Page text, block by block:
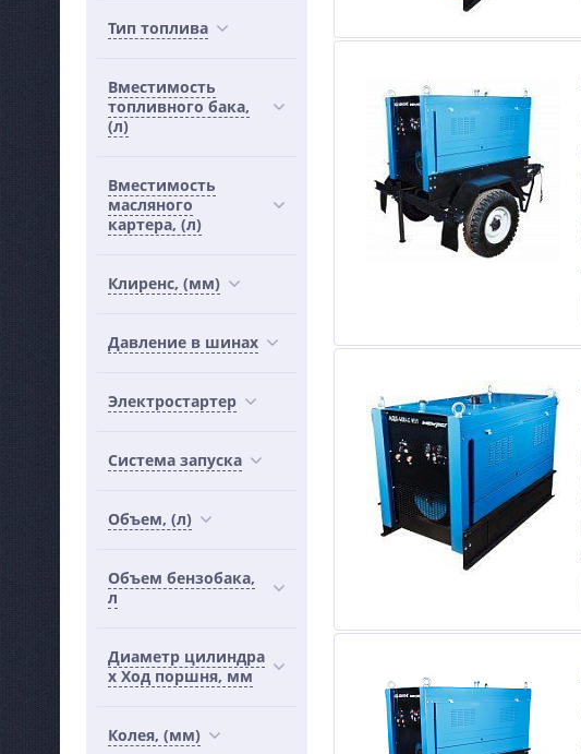
Тип топлива
Вместимость
топливного бака,
(л)
Вместимость
масляного
картера, (л)
Клиренс, (мм)
Давление в шинах
Электростартер
Система запуска
Объем, (л)
Объем бензобака,
л
Диаметр цилиндра
х Ход поршня, мм
Колея, (мм)